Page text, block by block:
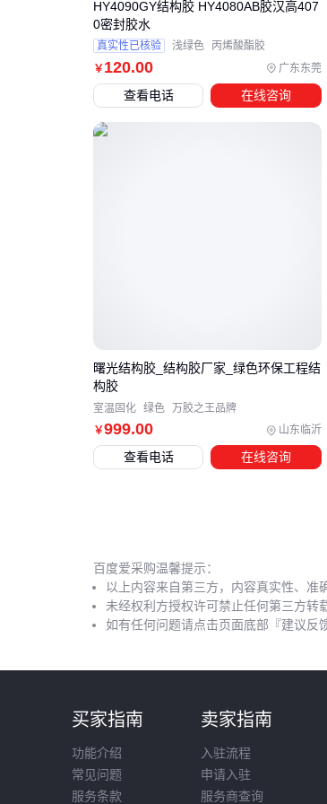
￥120.00 广东东莞
HY4090GY结构胶 HY4080AB胶汉高407
0密封胶水
真实性已核验 浅绿色 丙烯酸酯胶
查看电话 在线咨询
￥999.00 山东临沂
曙光结构胶_结构胶厂家_绿色环保工程结
构胶
室温固化 绿色 万胶之王品牌
查看电话 在线咨询
百度爱采购温馨提示：
以上内容来自第三方，内容真实性、准
未经权利方授权许可禁止任何第三方转
如有任何问题请点击页面底部『建议反
买家指南
功能介绍
常见问题
服务条款
卖家指南
入驻流程
申请入驻
服务商查询